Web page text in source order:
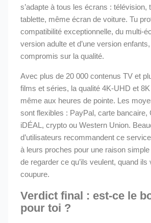
s’adapte à tous les écrans : télévision,
tablette, même écran de voiture. Tu
compatibilité exceptionnelle, du multi-
version adulte et d’une version
compromis sur la qualité.
Avec plus de 20 000 contenus TV et
films et séries, la qualité 4K-UHD et
même aux heures de pointe. Les
sont flexibles : PayPal, carte bancaire,
iDÉAL, crypto ou Western Union.
d’utilisateurs recommandent ce
à leurs proches pour une raison
de regarder ce qu’ils veulent, quand ils
coupure.
Verdict final : est-ce le
pour toi ?